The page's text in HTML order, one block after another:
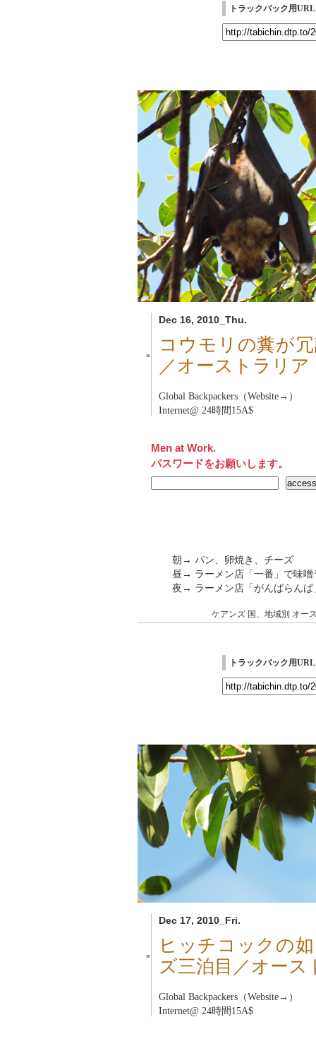
トラックバック用URL
Dec 16, 2010_Thu.
■
コウモリの糞が
／オーストラリア
Global Backpackers（Website→）
Internet@ 24時間15A$
Men at Work.
パスワードをお願いします。
朝→ パン、卵焼き、チーズ
昼→ ラーメン店「一番」で味噌
夜→ ラーメン店「がんばらんば
ケアンズ 国、地域別 オー
トラックバック用URL
Dec 17, 2010_Fri.
■
ヒッチコックの
ズ三泊目／オース
Global Backpackers（Website→）
Internet@ 24時間15A$